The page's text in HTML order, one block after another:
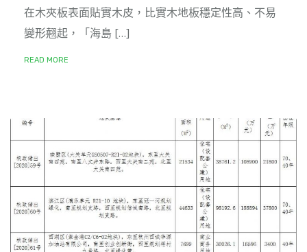
在木夾板表面貼實木皮，比實木地板穩定性高、不易
變形翹起，「海島 […]
READ MORE